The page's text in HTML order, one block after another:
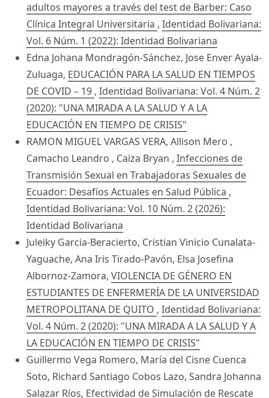
adultos mayores a través del test de Barber: Caso
Clínica Integral Universitaria , Identidad Bolivariana:
Vol. 6 Núm. 1 (2022): Identidad Bolivariana
Edna Johana Mondragón-Sánchez, Jose Enver Ayala-
Zuluaga, EDUCACIÓN PARA LA SALUD EN TIEMPOS
DE COVID – 19 , Identidad Bolivariana: Vol. 4 Núm. 2
(2020): "UNA MIRADA A LA SALUD Y A LA
EDUCACIÓN EN TIEMPO DE CRISIS"
RAMON MIGUEL VARGAS VERA, Allison Mero ,
Camacho Leandro , Caiza Bryan , Infecciones de
Transmisión Sexual en Trabajadoras Sexuales de
Ecuador: Desafíos Actuales en Salud Pública ,
Identidad Bolivariana: Vol. 10 Núm. 2 (2026):
Identidad Bolivariana
Juleiky Garcia-Beracierto, Cristian Vinicio Cunalata-
Yaguache, Ana Iris Tirado-Pavón, Elsa Josefina
Albornoz-Zamora, VIOLENCIA DE GÉNERO EN
ESTUDIANTES DE ENFERMERÍA DE LA UNIVERSIDAD
METROPOLITANA DE QUITO , Identidad Bolivariana:
Vol. 4 Núm. 2 (2020): "UNA MIRADA A LA SALUD Y A
LA EDUCACIÓN EN TIEMPO DE CRISIS"
Guillermo Vega Romero, María del Cisne Cuenca
Soto, Richard Santiago Cobos Lazo, Sandra Johanna
Salazar Ríos, Efectividad de Simulación de Rescate